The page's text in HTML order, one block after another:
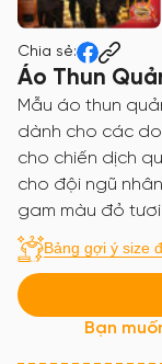
Chia sẻ:
Áo Thun
Mẫu áo thun
dành cho các
cho chiến dịch
cho đội ngũ
gam màu đỏ
Bảng gợi ý size
Bạn